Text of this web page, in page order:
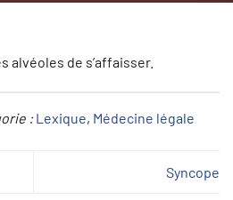
alvéoles de s’affaisser.
:Lexique, Médecine légale
Syncope